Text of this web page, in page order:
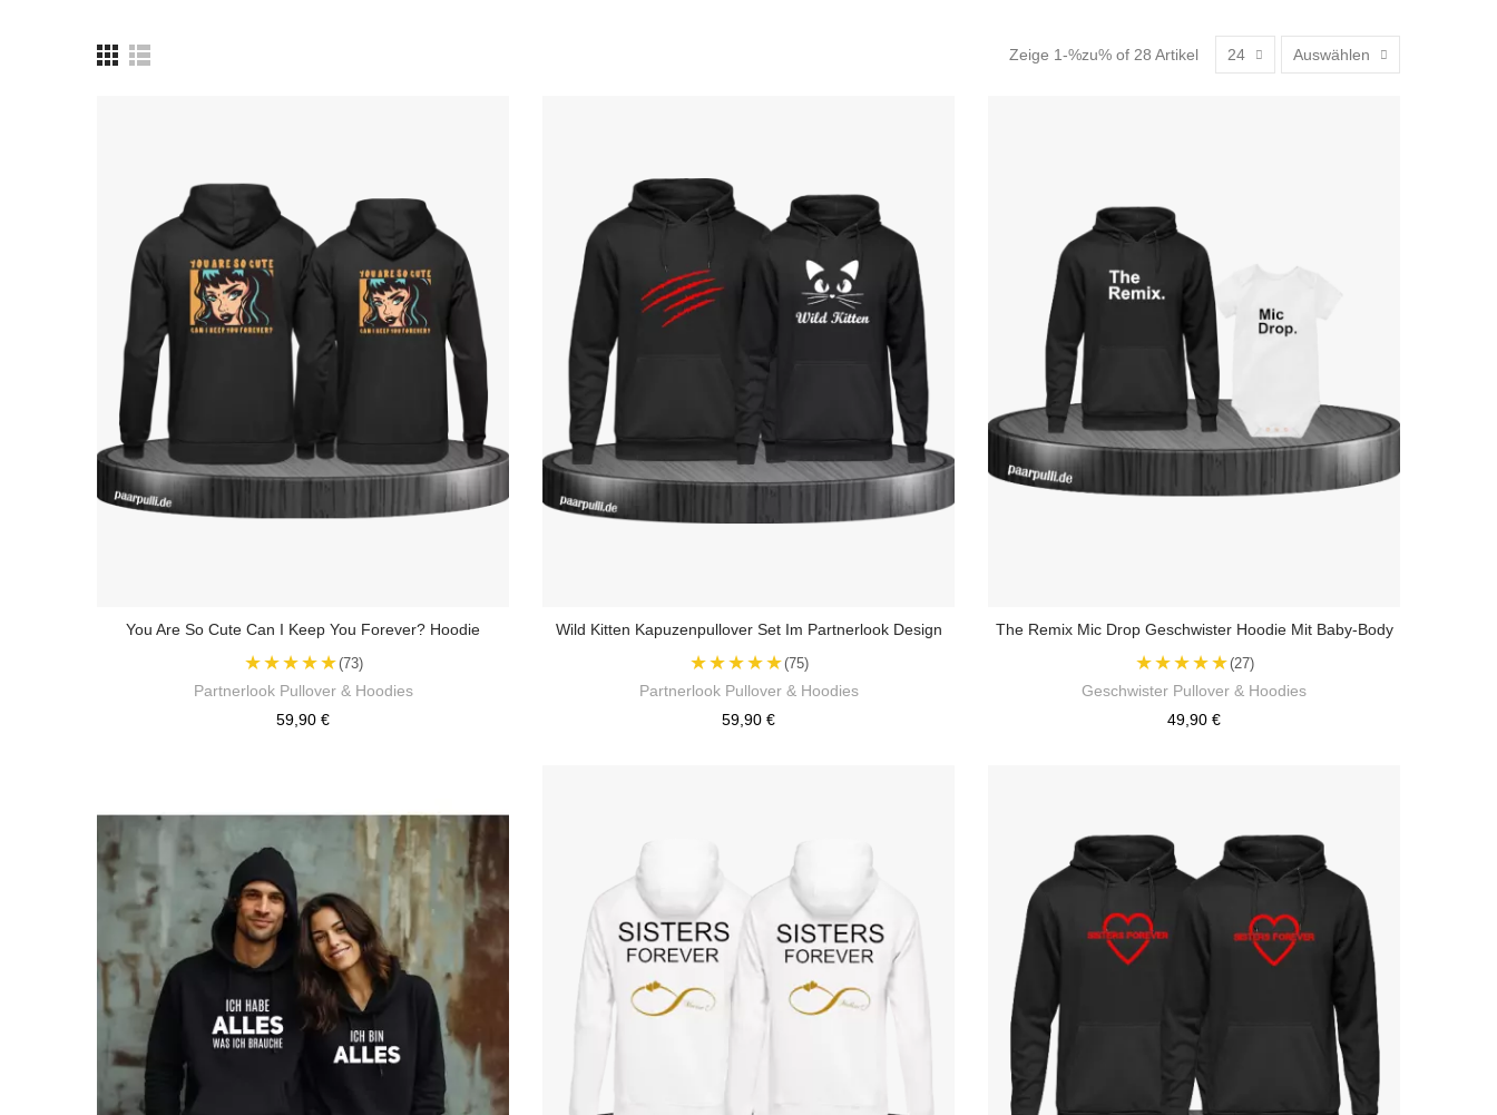
Zeige 1-%zu% of 28 Artikel 24 Auswählen
You Are So Cute Can I Keep You Forever? Hoodie
★★★★★(73)
Partnerlook Pullover & Hoodies
59,90 €
Wild Kitten Kapuzenpullover Set Im Partnerlook Design
★★★★★(75)
Partnerlook Pullover & Hoodies
59,90 €
The Remix Mic Drop Geschwister Hoodie Mit Baby-Body
★★★★★(27)
Geschwister Pullover & Hoodies
49,90 €